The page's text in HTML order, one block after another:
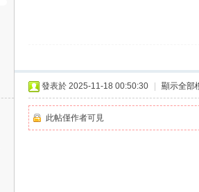
發表於 2025-11-18 00:50:30 顯示全部
此帖僅作者可見